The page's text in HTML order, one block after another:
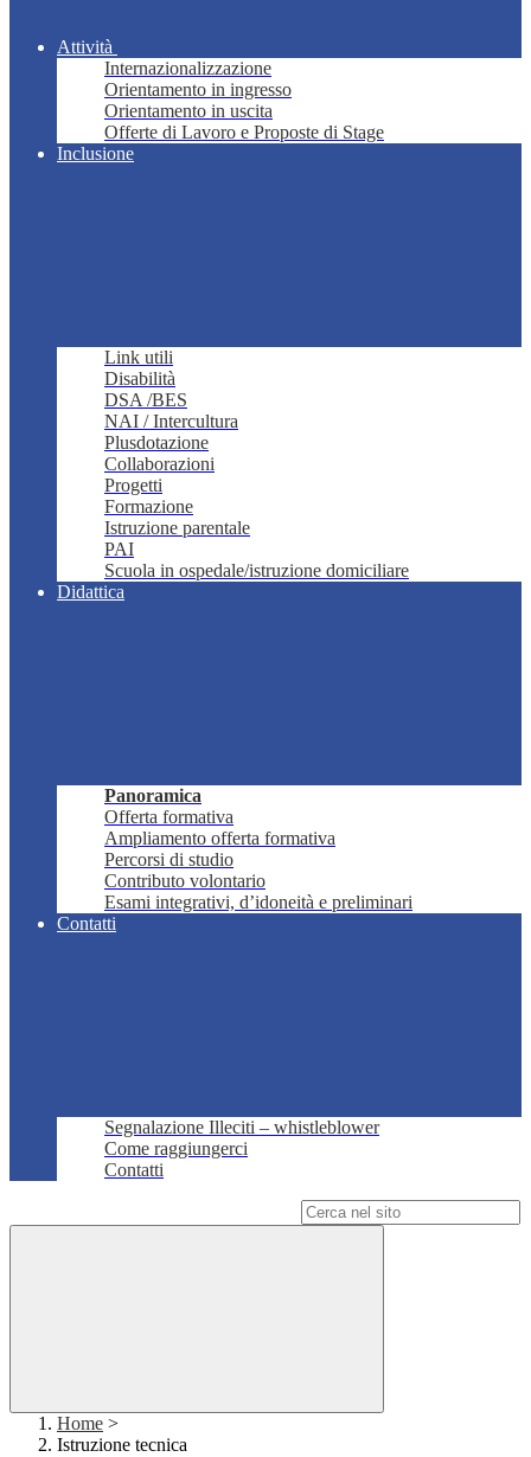
Attività
Internazionalizzazione
Orientamento in ingresso
Orientamento in uscita
Offerte di Lavoro e Proposte di Stage
Inclusione
Link utili
Disabilità
DSA /BES
NAI / Intercultura
Plusdotazione
Collaborazioni
Progetti
Formazione
Istruzione parentale
PAI
Scuola in ospedale/istruzione domiciliare
Didattica
Panoramica
Offerta formativa
Ampliamento offerta formativa
Percorsi di studio
Contributo volontario
Esami integrativi, d’idoneità e preliminari
Contatti
Segnalazione Illeciti – whistleblower
Come raggiungerci
Contatti
Home >
Istruzione tecnica